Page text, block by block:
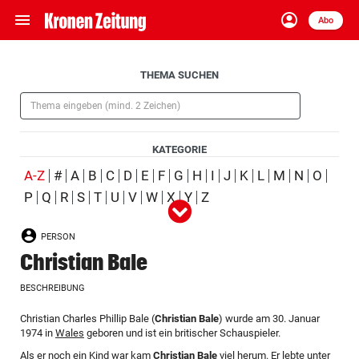
menu Navigation
ein-/ausklappen
account_circle
Anmelden
Abo
close Schließen
account_circle
arrow_right
pin_drop
Wien arrow_rightBundesland
Suchbegriff
eingeben
THEMA SUCHEN
KATEGORIE
Alle
(ausgewählt)
Person Ort
Produkt
A-Z(ausgewählt)
# A B C D E F G H I J K L M N
O
P
Q R S T U V W X Y Z
PERSON
Christian Bale
BESCHREIBUNG
Aufklappen
Christian Charles Phillip Bale (Christian Bale) wurde am 30. Januar
1974 in Wales geboren und ist ein britischer Schauspieler.
Als er noch ein Kind war kam Christian Bale viel herum. Er lebte unter